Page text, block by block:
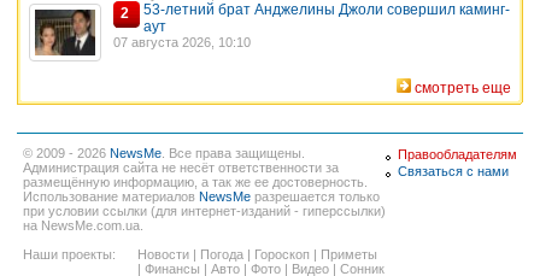
2
53-летний брат Анджелины Джоли совершил каминг-
аут
07 августа 2026, 10:10
смотреть еще
© 2009 - 2026 NewsMe . Все права защищены.
Администрация сайта не несёт ответственности за
размещённую информацию, а так же ее достоверность.
Использование материалов NewsMe разрешается только
при условии ссылки (для интернет-изданий - гиперссылки)
на NewsMe.com.ua.
Наши проекты:
Новости | Погода | Гороскоп | Приметы
| Финансы | Авто | Фото | Видео | Сонник
Правообладателям
Связаться с нами